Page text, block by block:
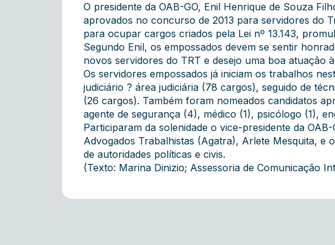
O presidente da OAB-GO, Enil Henrique de Souza
aprovados no concurso de 2013 para servidores do
para ocupar cargos criados pela Lei nº 13.143,
Segundo Enil, os empossados devem se sentir
novos servidores do TRT e desejo uma boa atuação
Os servidores empossados já iniciam os trabalhos
judiciário ? área judiciária (78 cargos), seguido de
(26 cargos). Também foram nomeados candidatos
agente de segurança (4), médico (1), psicólogo (1),
Participaram da solenidade o vice-presidente da
Advogados Trabalhistas (Agatra), Arlete Mesquita, e
de autoridades políticas e civis.
(Texto: Marina Dinizio; Assessoria de Comunicação